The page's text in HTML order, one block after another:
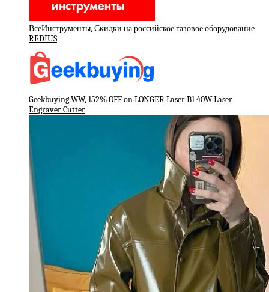
ВсеИнструменты, Скидки на российское газовое оборудование
REDIUS
Geekbuying WW, 152% OFF on LONGER Laser B1 40W Laser
Engraver Cutter